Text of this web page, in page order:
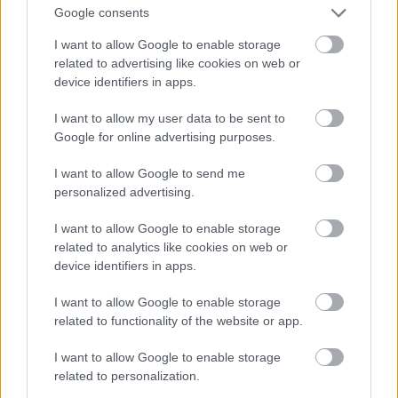
Google consents
I want to allow Google to enable storage
related to advertising like cookies on web or
device identifiers in apps.
I want to allow my user data to be sent to
Google for online advertising purposes.
I want to allow Google to send me
personalized advertising.
I want to allow Google to enable storage
related to analytics like cookies on web or
device identifiers in apps.
I want to allow Google to enable storage
related to functionality of the website or app.
I want to allow Google to enable storage
related to personalization.
Ádámka Auditore
14 éve
@Bee-zony : Elnézést, ha nem fogalmaztam elég
világosan. Itt nem a te gondolataidra reflektáltam
ezzel a mondattal és tudom nagyon jól, hogy nem
mondtál ilyet. Te még csak össze sem hasonlítottad
őket és azt akartad bizonyítani, hogy odakint is
vannak bajok, meg van bűnözés, amin nincs is mit
amiben csupán azt akartam kifejezni, hogy Pintért a
befolyása miatt veszélyesebb bűnözőnek tartom,
mint a darabolós Magnottát. Míg Magnotta érthető
nemzetközi elfogatóparancs ellene, legrosszabb
esetben pedig elég egy jól irányzott golyó a
lekapcsolására, megvannak a megfelelően kiképzett
rendőri erők, akik eljárnak és végeznek is vele, ha
úgy alakul, bármekkora horror, amit tett. Pintér már